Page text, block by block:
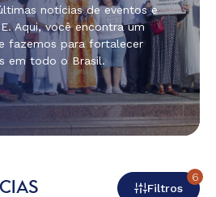
notícias de eventos e
Aqui, você encontra um
fazemos para fortalecer
em todo o Brasil.
Filtros
6